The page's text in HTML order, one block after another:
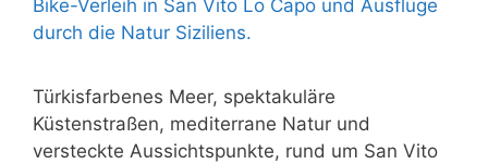
Türkisfarbenes Meer, spektakuläre
Küstenstraßen, mediterrane Natur und
versteckte Aussichtspunkte, rund um San Vito